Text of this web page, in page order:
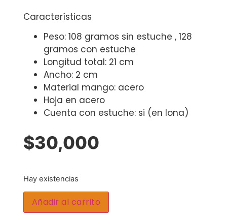
Características
Peso: 108 gramos sin estuche , 128
gramos con estuche
Longitud total: 21 cm
Ancho: 2 cm
Material mango: acero
Hoja en acero
Cuenta con estuche: si (en lona)
$30,000
Hay existencias
Añadir al carrito